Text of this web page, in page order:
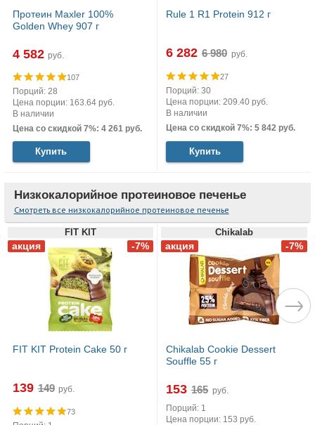
Протеин Maxler 100%
Golden Whey 907 г
4 582 руб.
107
Порций: 28
Цена порции: 163.64 руб.
В наличии
Цена со скидкой 7%: 4 261 руб.
Купить
Rule 1 R1 Protein 912 г
6 282 руб.
27
Порций: 30
Цена порции: 209.40 руб.
В наличии
Цена со скидкой 7%: 5 842 руб.
Купить
Низкокалорийное протеиновое печенье
Смотреть все низкокалорийное протеиновое печенье
FIT KIT
FIT KIT Protein Cake 50 г
139 руб.
73
Chikalab
Chikalab Cookie Dessert
Souffle 55 г
153
руб.
Порций: 1
Цена порции: 153 руб.